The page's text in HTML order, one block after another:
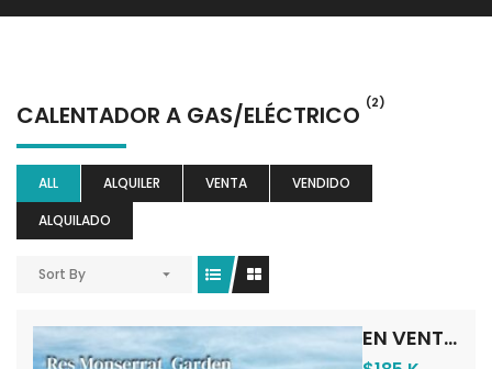
CALENTADOR A GAS/ELÉCTRICO (2)
ALL ALQUILER VENTA
VENDIDO
ALQUILADO
Sort By
EN VENTA APARTAMENTO EN RES MONSERRAT GARDEN EN LA AV LAS AMÉRICAS MÉRIDA – VENEZUELA